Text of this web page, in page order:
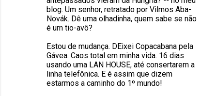
blog. Um senhor, retratado por Vilmos Aba-
Novák. Dê uma olhadinha, quem sabe se não
é um tio-avô?
Estou de mudança. DEixei Copacabana pela
Gávea. Caos total em minha vida. 16 dias
usando uma LAN HOUSE, até consertarem a
linha telefônica. E é assim que dizem
estarmos a caminho do 1º mundo!